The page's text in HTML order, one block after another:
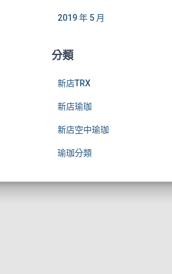
2019 年 5 月
分類
新店TRX
新店瑜珈
新店空中瑜珈
瑜珈分類